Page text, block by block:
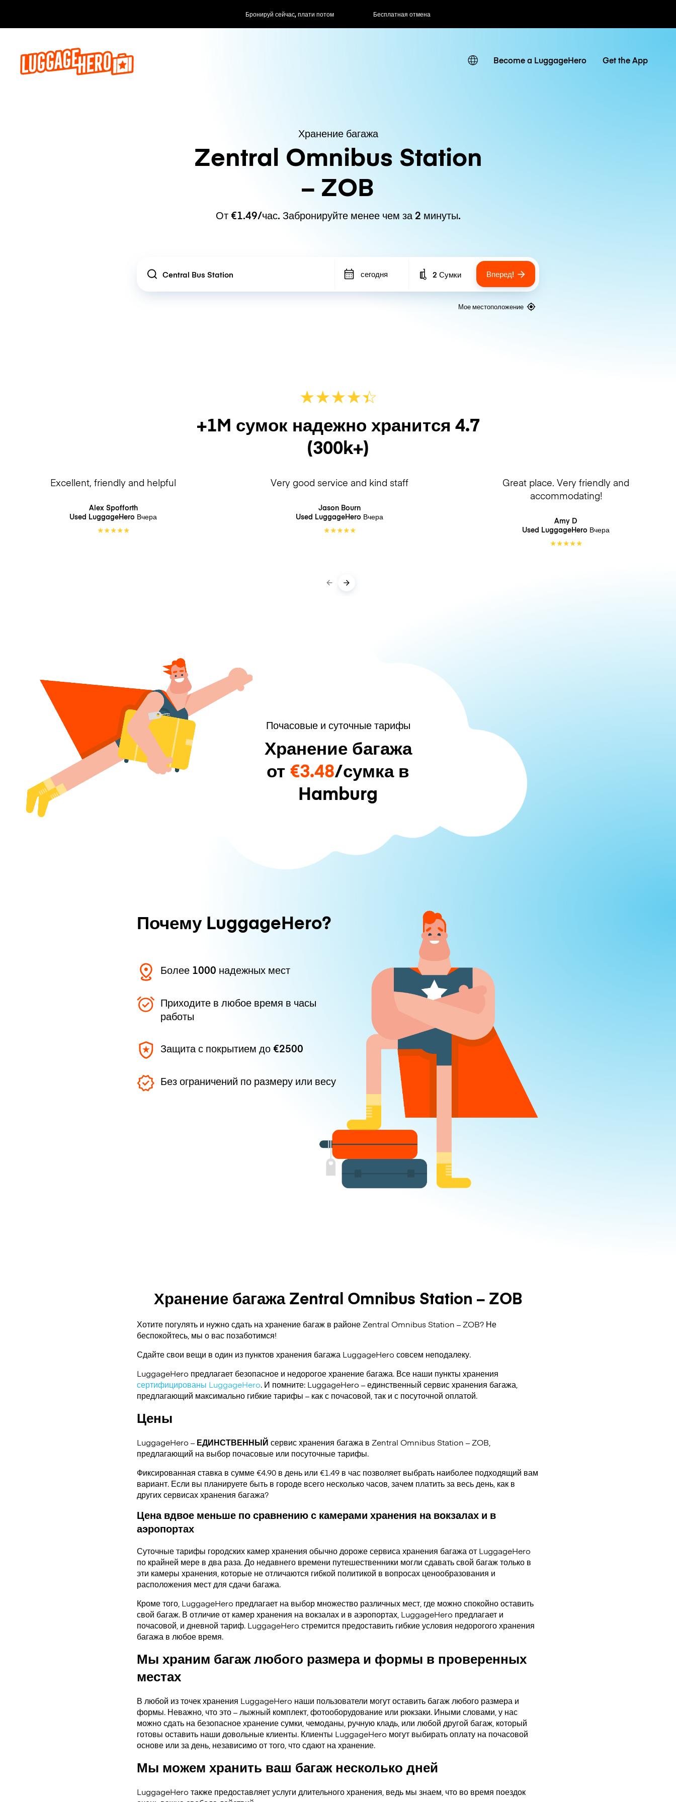
Бронируй сейчас, плати потом Бесплатная отмена Почасовые / дневные тарифы
Become a LuggageHero Get the App
Хранение багажа
Zentral Omnibus Station
– ZOB
От €1.49/час. Забронируйте менее чем за 2 минуты.
Location сегодня Number of bags
2 Сумки Вперед!
Мое местоположение
★★★★☆
★
+1M сумок надежно хранится 4.7
(300k+)
Excellent, friendly and helpful
Alex Spofforth
Used LuggageHero Вчера
★★★★★
Very good service and kind staff
Jason Bourn
Used LuggageHero Вчера
★★★★★
Great place. Very friendly and
accommodating!
Amy D
Used LuggageHero Вчера
★★★★★
Почасовые и суточные тарифы
Хранение багажа
от €3.48/сумка в
Hamburg
Почему LuggageHero?
Более 1000 надежных мест
Приходите в любое время в часы
работы
Защита с покрытием до €2500
Без ограничений по размеру или весу
Хранение багажа Zentral Omnibus Station – ZOB
Хотите погулять и нужно сдать на хранение багаж в районе Zentral Omnibus Station – ZOB? Не
беспокойтесь, мы о вас позаботимся!
Сдайте свои вещи в один из пунктов хранения багажа LuggageHero совсем неподалеку.
LuggageHero предлагает безопасное и недорогое хранение багажа. Все наши пункты хранения
сертифицированы LuggageHero. И помните: LuggageHero – единственный сервис хранения багажа,
предлагающий максимально гибкие тарифы – как с почасовой, так и с посуточной оплатой.
Цены
LuggageHero – ЕДИНСТВЕННЫЙ сервис хранения багажа в Zentral Omnibus Station – ZOB,
предлагающий на выбор почасовые или посуточные тарифы.
Фиксированная ставка в сумме €4.90 в день или €1.49 в час позволяет выбрать наиболее подходящий вам
вариант. Если вы планируете быть в городе всего несколько часов, зачем платить за весь день, как в
других сервисах хранения багажа?
Цена вдвое меньше по сравнению с камерами хранения на вокзалах и в
аэропортах
Суточные тарифы городских камер хранения обычно дороже сервиса хранения багажа от LuggageHero
по крайней мере в два раза. До недавнего времени путешественники могли сдавать свой багаж только в
эти камеры хранения, которые не отличаются гибкой политикой в вопросах ценообразования и
расположения мест для сдачи багажа.
Кроме того, LuggageHero предлагает на выбор множество различных мест, где можно спокойно оставить
свой багаж. В отличие от камер хранения на вокзалах и в аэропортах, LuggageHero предлагает и
почасовой, и дневной тариф. LuggageHero стремится предоставить гибкие условия недорогого хранения
багажа в любое время.
Мы храним багаж любого размера и формы в проверенных
местах
В любой из точек хранения LuggageHero наши пользователи могут оставить багаж любого размера и
формы. Неважно, что это – лыжный комплект, фотооборудование или рюкзаки. Иными словами, у нас
можно сдать на безопасное хранение сумки, чемоданы, ручную кладь, или любой другой багаж, который
готовы оставить наши довольные клиенты. Клиенты LuggageHero могут выбирать оплату на почасовой
основе или за день, независимо от того, что сдают на хранение.
Мы можем хранить ваш багаж несколько дней
LuggageHero также предоставляет услуги длительного хранения, ведь мы знаем, что во время поездок